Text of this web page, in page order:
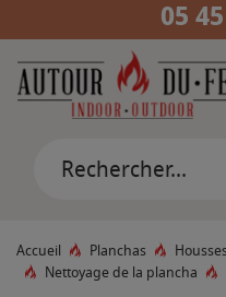
05
Accueil Planchas
Nettoyage de la plancha